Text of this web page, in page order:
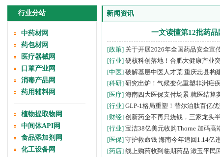
行业分站
中药材网
药包材网
医疗器械网
口罩产业网
消毒产品网
药用辅料网
植物提取物网
中间体API网
食品添加剂网
化工设备网
新闻资讯
一文读懂第12批药
[政策] 关于开展2026年全国药品安全宣
[行业] 硬核科创落地！合肥大健康产业
[中医] 破解基层中医人才荒 重庆忠县构
[科研] 研究出炉！气候变化重塑非洲疟
[医疗] 海南四大医保支付场景 就医结算
[行业] GLP-1格局重塑！替尔泊肽百亿
[财经] 创新药企不再只烧钱，三家龙头
[行业] 宝洁38亿美元收购Thorne 加码高
[医保] 守护救命钱 海南今年追回1.14亿
[药店] 线上购药收到临期药品 漱玉平民